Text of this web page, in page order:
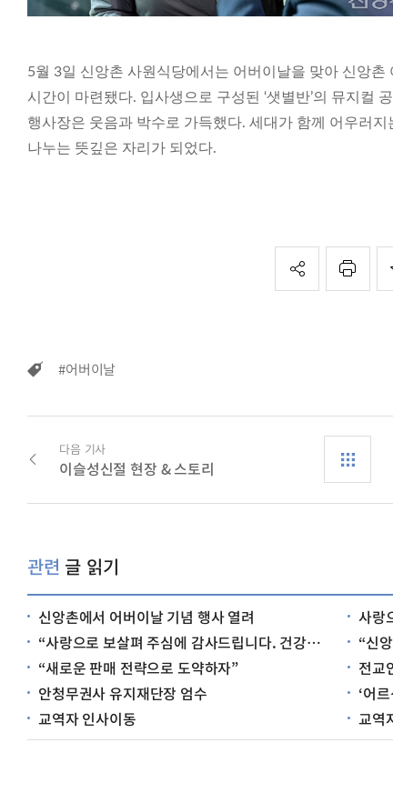
5월 3일 신앙촌 사원식당에서는 어버이날을 맞아 신앙
시간이 마련됐다. 입사생으로 구성된 ‘샛별반’의 뮤지컬
행사장은 웃음과 박수로 가득했다. 세대가 함께 어우러
나누는 뜻깊은 자리가 되었다.
#어버이날
다음 기사
이슬성신절 현장 & 스토리
관련 글 읽기
신앙촌에서 어버이날 기념 행사 열려
사랑
“사랑으로 보살펴 주심에 감사드립니다. 건강하세요”
“신
“새로운 판매 전략으로 도약하자”
전교
안청무권사 유지재단장 엄수
‘어
교역자 인사이동
교역